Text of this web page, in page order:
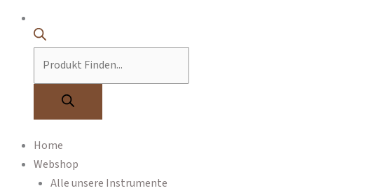
Home
Webshop
Alle unsere Instrumente